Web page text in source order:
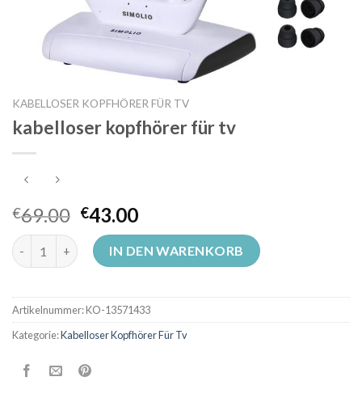
KABELLOSER KOPFHÖRER FÜR TV
kabelloser kopfhörer für tv
€69.00 €43.00
kabelloser kopfhörer für tv Menge
IN DEN WARENKORB
Artikelnummer:KO-13571433
Kategorie:Kabelloser Kopfhörer Für Tv